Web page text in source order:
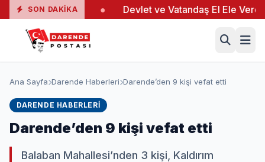
SON DAKIKA
19 Yaralı ● Devlet ve Vatandaş El Ele Verdi ●
Ana Sayfa Darende Haberleri Darende’den 9 kişi vefat etti
DARENDE HABERLERI
Darende’den 9 kişi vefat etti
Balaban Mahallesi’nden 3 kişi, Kaldırım